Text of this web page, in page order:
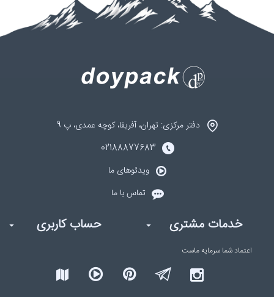
دفتر مرکزی: تهران، آفریقا، کوچه عمدی، پ 9
02188877683
ویدئوهای ما
تماس با ما
خدمات مشتری حساب کاربری
اعتماد شما سرمایه ماست